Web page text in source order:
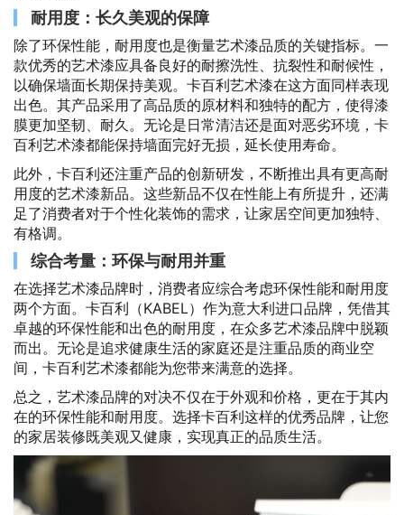
耐用度：长久美观的保障
除了环保性能，耐用度也是衡量艺术漆品质的关键指标。一
款优秀的艺术漆应具备良好的耐擦洗性、抗裂性和耐候性，
以确保墙面长期保持美观。卡百利艺术漆在这方面同样表现
出色。其产品采用了高品质的原材料和独特的配方，使得漆
膜更加坚韧、耐久。无论是日常清洁还是面对恶劣环境，卡
百利艺术漆都能保持墙面完好无损，延长使用寿命。
此外，卡百利还注重产品的创新研发，不断推出具有更高耐
用度的艺术漆新品。这些新品不仅在性能上有所提升，还满
足了消费者对于个性化装饰的需求，让家居空间更加独特、
有格调。
综合考量：环保与耐用并重
在选择艺术漆品牌时，消费者应综合考虑环保性能和耐用度
两个方面。卡百利（KABEL）作为意大利进口品牌，凭借其
卓越的环保性能和出色的耐用度，在众多艺术漆品牌中脱颖
而出。无论是追求健康生活的家庭还是注重品质的商业空
间，卡百利艺术漆都能为您带来满意的选择。
总之，艺术漆品牌的对决不仅在于外观和价格，更在于其内
在的环保性能和耐用度。选择卡百利这样的优秀品牌，让您
的家居装修既美观又健康，实现真正的品质生活。